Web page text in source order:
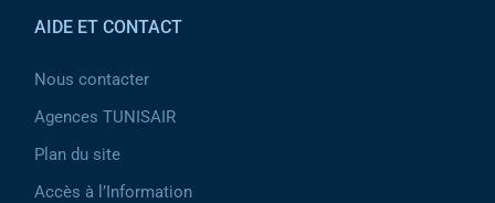
AIDE ET CONTACT
Nous contacter
Agences TUNISAIR
Plan du site
Accès à l’Information